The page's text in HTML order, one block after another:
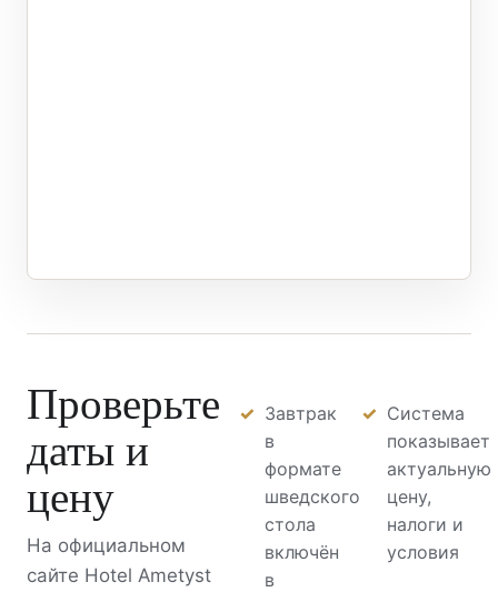
Проверьте
даты и
цену
На официальном
сайте Hotel Ametyst
Завтрак
в
формате
шведского
стола
включён
в
Система
показывает
актуальную
цену,
налоги и
условия